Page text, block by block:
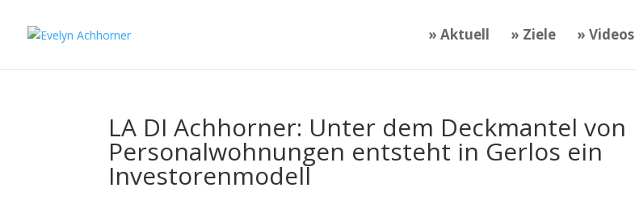
» Aktuell » Ziele » Videos
LA DI Achhorner: Unter dem Deckmantel von
Personalwohnungen entsteht in Gerlos ein
Investorenmodell